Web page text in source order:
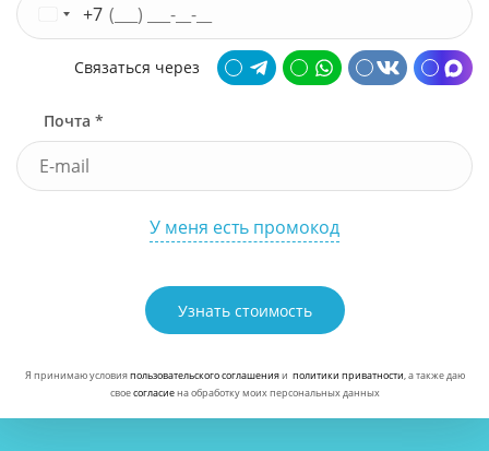
+7
Связаться через
Почта *
У меня есть промокод
Узнать стоимость
Я принимаю условияпользовательского соглашенияи политики приватности, а также даю
своесогласиена обработку моих персональных данных